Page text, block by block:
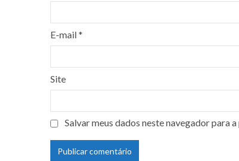
E-mail*
Site
Salvar meus dados neste navegador para